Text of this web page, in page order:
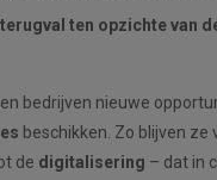
ten opzichte van
bedrijven nieuwe
beschikken. Zo blijven ze
de digitalisering – dat in